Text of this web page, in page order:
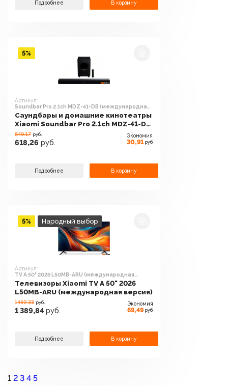
Подробнее В корзину
Артикул:
Soundbar Pro 2.1ch MDZ-41-DB (международная
версия)
Саундбары и домашние кинотеатры
Xiaomi Soundbar Pro 2.1ch MDZ-41-DB
(международная версия)
649.17 руб.
618,26 руб.
Экономия
30,91 руб.
Подробнее В корзину
5%
Артикул:
TV A 50" 2026 L50MB-ARU (международная
версия)
Телевизоры Xiaomi TV A 50" 2026
L50MB-ARU (международная версия)
1459.33 руб.
1 389,84 руб.
Экономия
69,49 руб.
Подробнее В корзину
5% Народный выбор
1 2 3 4 5